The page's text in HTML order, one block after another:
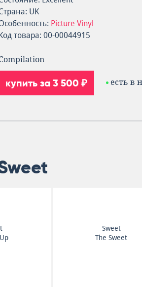
UK
Picture Vinyl
товара: 00-00044915
купить за 3 500 ₽ есть в
Sweet
The Sweet